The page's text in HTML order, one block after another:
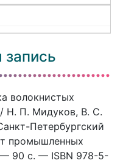
запись
волокнистых
/ Н. П. Мидуков, В. С.
Петербургский
промышленных
— 90 c. — ISBN 978-5-